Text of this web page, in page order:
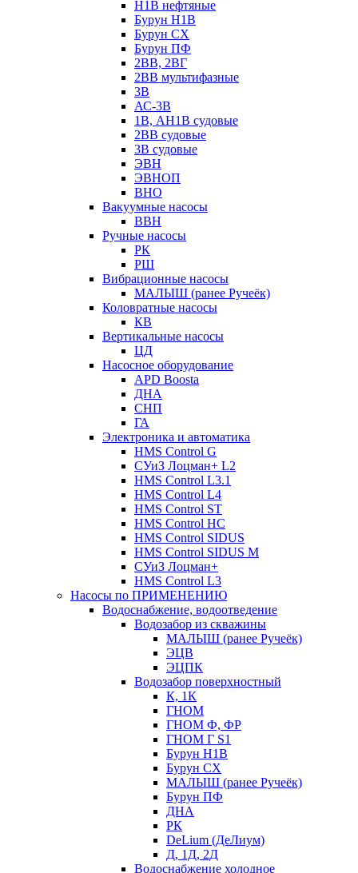
Н1В нефтяные
Бурун Н1В
Бурун СХ
Бурун ПФ
2ВВ, 2ВГ
2ВВ мультифазные
3В
АС-3В
1В, АН1В судовые
2ВВ судовые
3В судовые
ЭВН
ЭВНОП
ВНО
Вакуумные насосы
ВВН
Ручные насосы
РК
РШ
Вибрационные насосы
МАЛЫШ (ранее Ручеёк)
Коловратные насосы
КВ
Вертикальные насосы
ЦД
Насосное оборудование
APD Boosta
ДНА
СНП
ГА
Электроника и автоматика
HMS Control G
СУиЗ Лоцман+ L2
HMS Control L3.1
HMS Control L4
HMS Control ST
HMS Control HC
HMS Control SIDUS
HMS Control SIDUS M
СУиЗ Лоцман+
HMS Control L3
Насосы по ПРИМЕНЕНИЮ
Водоснабжение, водоотведение
Водозабор из скважины
МАЛЫШ (ранее Ручеёк)
ЭЦВ
ЭЦПК
Водозабор поверхностный
К, 1К
ГНОМ
ГНОМ Ф, ФР
ГНОМ Г S1
Бурун Н1В
Бурун СХ
МАЛЫШ (ранее Ручеёк)
Бурун ПФ
ДНА
РК
DeLium (ДеЛиум)
Д, 1Д, 2Д
Водоснабжение холодное